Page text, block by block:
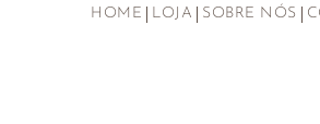
HOME LOJA SOBRE NÓS